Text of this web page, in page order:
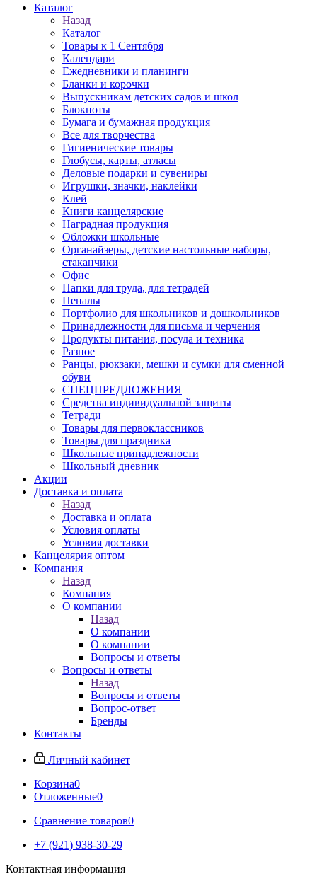
Каталог
Назад
Каталог
Товары к 1 Сентября
Календари
Ежедневники и планинги
Бланки и корочки
Выпускникам детских садов и школ
Блокноты
Бумага и бумажная продукция
Все для творчества
Гигиенические товары
Глобусы, карты, атласы
Деловые подарки и сувениры
Игрушки, значки, наклейки
Клей
Книги канцелярские
Наградная продукция
Обложки школьные
Органайзеры, детские настольные наборы,
стаканчики
Офис
Папки для труда, для тетрадей
Пеналы
Портфолио для школьников и дошкольников
Принадлежности для письма и черчения
Продукты питания, посуда и техника
Разное
Ранцы, рюкзаки, мешки и сумки для сменной
обуви
СПЕЦПРЕДЛОЖЕНИЯ
Средства индивидуальной защиты
Тетради
Товары для первоклассников
Товары для праздника
Школьные принадлежности
Школьный дневник
Акции
Доставка и оплата
Назад
Доставка и оплата
Условия оплаты
Условия доставки
Канцелярия оптом
Компания
Назад
Компания
О компании
Назад
О компании
О компании
Вопросы и ответы
Вопросы и ответы
Назад
Вопросы и ответы
Вопрос-ответ
Бренды
Контакты
Личный кабинет
Корзина0
Отложенные0
Сравнение товаров0
+7 (921) 938-30-29
Контактная информация